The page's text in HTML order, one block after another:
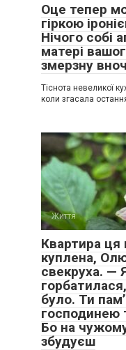
Оце тепер
гіркою
Нічого собі
матері
змерзну
Тіснота невеликої
коли згасала
Життя
Квартира ця
куплена,
свекруха. —
було. Ти
господинею
Бо на
збудуєш